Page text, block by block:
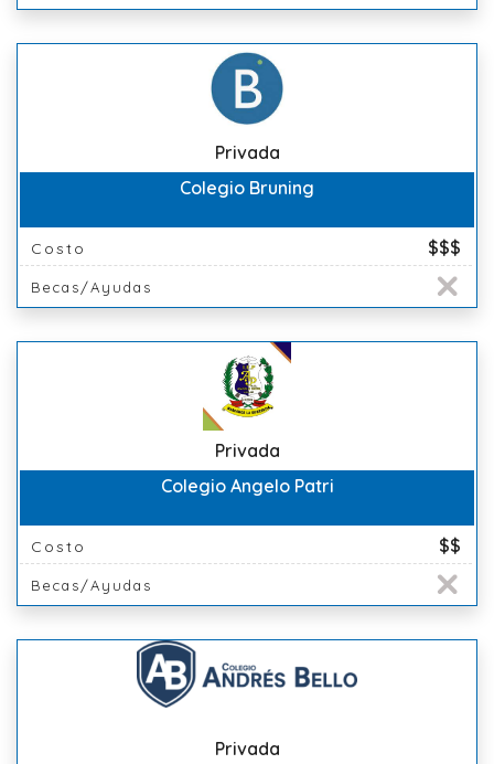
Privada
Colegio Bruning
Costo $$$
Becas/Ayudas
Privada
Colegio Angelo Patri
Costo $$
Becas/Ayudas
Privada